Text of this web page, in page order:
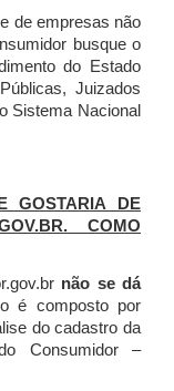
de empresas não
busque o
do Estado
Juizados
Sistema Nacional
GOSTARIA DE
COMO
não se dá
é composto por
do cadastro da
Consumidor –